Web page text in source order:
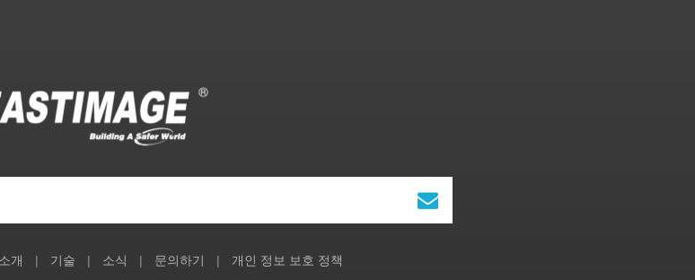
개 | 기술 | 소식 | 문의하기 | 개인 정보 보호 정책